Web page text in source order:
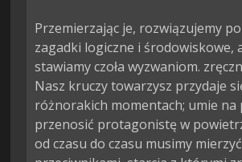
Przemierzając je, rozwiązujemy
zagadki logiczne i środowiskowe,
stawiamy czoła wyzwaniom.
Nasz kruczy towarzysz przydaje
różnorakich momentach; umie na
przenosić protagonistę w
od czasu do czasu musimy